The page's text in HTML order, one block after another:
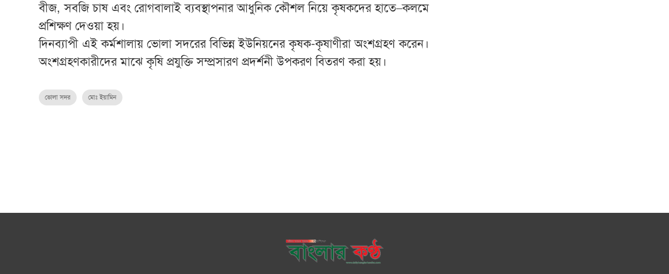
বীজ, সবজি চাষ এবং রোগবালাই ব্যবস্থাপনার আধুনিক কৌশল নিয়ে কৃষকদের হাতে–কলমে
প্রশিক্ষণ দেওয়া হয়।
দিনব্যাপী এই কর্মশালায় ভোলা সদরের বিভিন্ন ইউনিয়নের কৃষক-কৃষাণীরা অংশগ্রহণ করেন।
অংশগ্রহণকারীদের মাঝে কৃষি প্রযুক্তি সম্প্রসারণ প্রদর্শনী উপকরণ বিতরণ করা হয়।
ভোলা সদর মোঃ ইয়ামিন